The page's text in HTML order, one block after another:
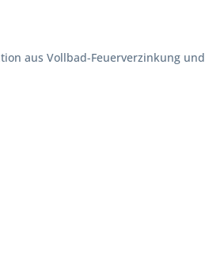
aus Vollbad-Feuerverzinkung und